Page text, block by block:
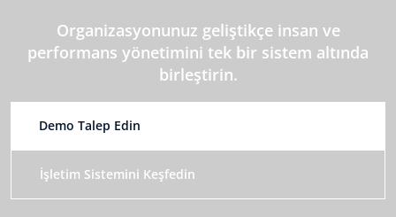
Organizasyonunuz geliştikçe insan ve
performans yönetimini tek bir sistem altında
birleştirin.
Demo Talep Edin
İşletim Sistemini Keşfedin